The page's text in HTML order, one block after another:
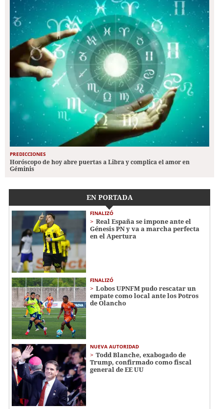
PREDICCIONES
Horóscopo de hoy abre puertas a Libra y complica el amor en
Géminis
EN PORTADA
FINALIZÓ
Real España se impone ante el
Génesis PN y va a marcha perfecta
en el Apertura
FINALIZÓ
Lobos UPNFM pudo rescatar un
empate como local ante los Potros
de Olancho
NUEVA AUTORIDAD
Todd Blanche, exabogado de
Trump, confirmado como fiscal
general de EE UU